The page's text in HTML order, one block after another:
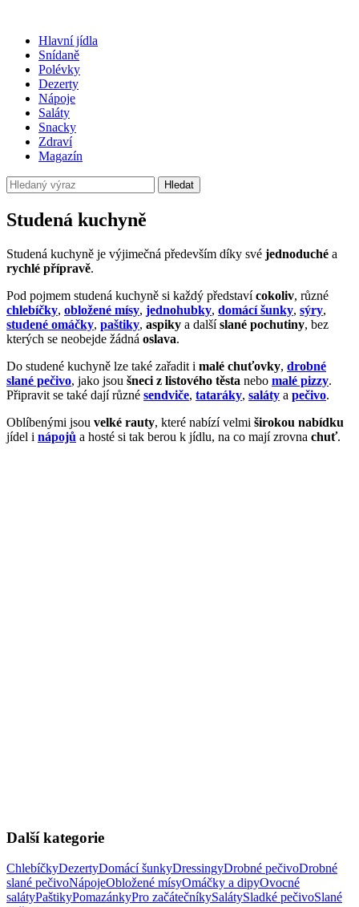
Hlavní jídla
Snídaně
Polévky
Dezerty
Nápoje
Saláty
Snacky
Zdraví
Magazín
Hledat
Studená kuchyně
Studená kuchyně je výjimečná především díky své jednoduché a
rychlé přípravě.
Pod pojmem studená kuchyně si každý představícokoliv, různé
chlebíčky, obložené mísy, jednohubky, domácí šunky, sýry,
studené omáčky, paštiky, aspiky a dalšíslané pochutiny, bez
kterých se neobejde žádná oslava.
Do studené kuchyně lze také zařadit i malé chuťovky, drobné
slané pečivo, jako jsou šneci z listového těsta nebo malé pizzy.
Připravit se také dají různé sendviče, tataráky, saláty a pečivo.
Oblíbenými jsou velké rauty, které nabízí velmi širokou nabídku
jídel i nápojů a hosté si tak berou k jídlu, na co mají zrovna chuť.
Další kategorie
ChlebíčkyDezertyDomácí šunkyDressingyDrobné pečivoDrobné
slané pečivoNápojeObložené mísyOmáčky a dipyOvocné
salátyPaštikyPomazánkyPro začátečníkySalátySladké pečivoSlané